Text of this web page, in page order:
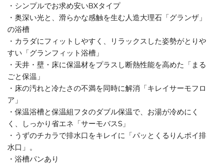
・シンプルでお求め安いBXタイプ
・奥深い光と、滑らかな感触を生む人造大理石「グランザ」
の浴槽
・カラダにフィットしやすく、リラックスした姿勢がとりや
すい「グランフィット浴槽」
・天井・壁・床に保温材をプラスし断熱性能を高めた「まる
ごと保温」
・床の汚れと冷たさの不満を同時に解消「キレイサーモフロ
ア」
・保温浴槽と保温組フタのダブル保温で、お湯が冷めにく
く、しっかり省エネ「サーモバスS」
・うずのチカラで排水口をキレイに「パッとくるりんポイ排
水口」。
・浴槽パンあり